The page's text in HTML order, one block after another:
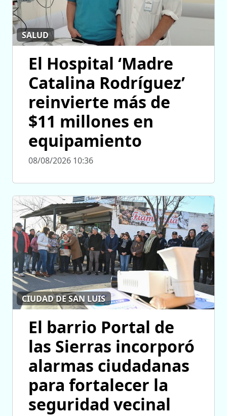
SALUD
El Hospital ‘Madre
Catalina Rodríguez’
reinvierte más de
$11 millones en
equipamiento
08/08/2026 10:36
CIUDAD DE SAN LUIS
El barrio Portal de
las Sierras incorporó
alarmas ciudadanas
para fortalecer la
seguridad vecinal